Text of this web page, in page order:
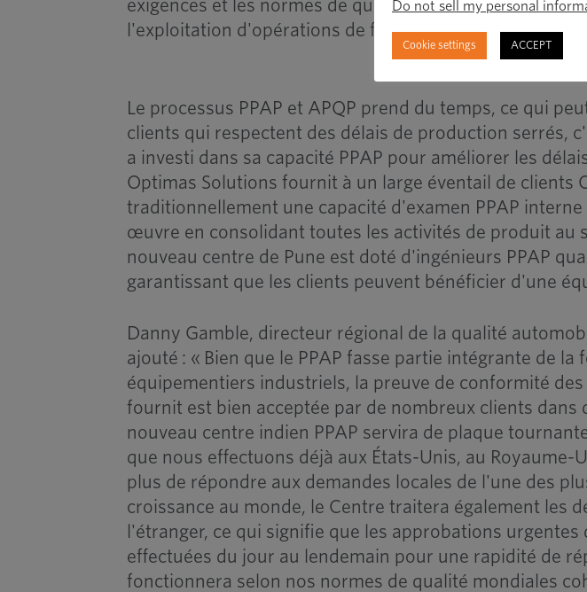
exigences et les normes de qualité correctes - une
l'exploitation d'opérations de fabrication au plus juste.
Le processus PPAP et APQP prend du temps, ce qui
clients qui respectent des délais de production serrés,
a investi dans sa capacité PPAP pour améliorer les
Optimas Solutions fournit à un large éventail de clients
traditionnellement une capacité d'examen PPAP
œuvre en consolidant toutes les activités de produit au
nouveau centre de Pune est doté d'ingénieurs PPAP
garantissant que les clients peuvent bénéficier d'une
Danny Gamble, directeur régional de la qualité
ajouté : « Bien que le PPAP fasse partie intégrante de
équipementiers industriels, la preuve de conformité
fournit est bien acceptée par de nombreux clients dans
nouveau centre indien PPAP servira de plaque
que nous effectuons déjà aux États-Unis, au Royaume-
plus de répondre aux demandes locales de l'une des
croissance au monde, le Centre traitera également les
l'étranger, ce qui signifie que les approbations
effectuées du jour au lendemain pour une rapidité de
fonctionnera selon nos normes de qualité mondiales
Do not sell my personal
Cookie settings ACCEPT